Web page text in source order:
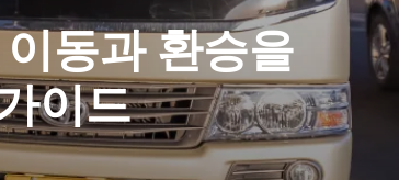
동과 환승을
이드